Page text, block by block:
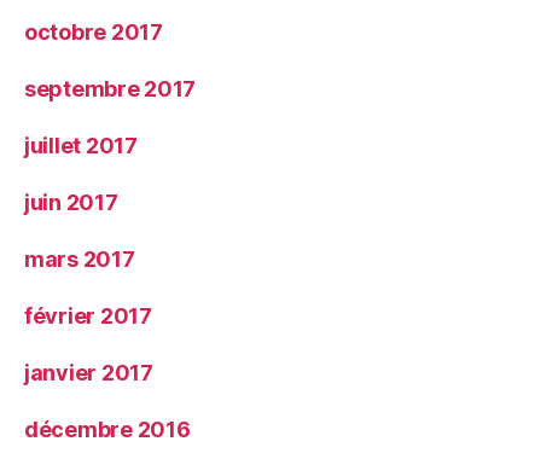
octobre 2017
septembre 2017
juillet 2017
juin 2017
mars 2017
février 2017
janvier 2017
décembre 2016